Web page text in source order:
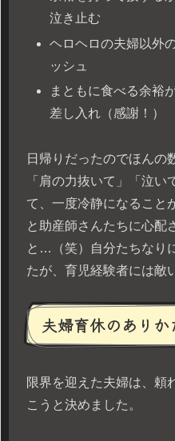
泣き止む
ヘロヘロの夫婦以外
ッシュ
まともに食べる余裕
差し入れ（感謝！）
日帰りだったのでほんの
「肩の力抜いて」「泣
て、一度冷静になること
と助産師さんたちに心配
と…（笑）自分たちなり
たが、育児経験者には敵
夫婦育休のあり
限界を迎えた夫婦は、頼
こうと決めました。